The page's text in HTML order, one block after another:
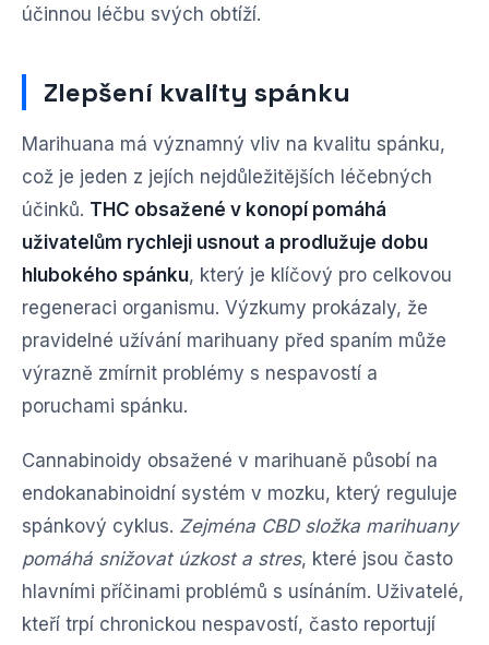
účinnou léčbu svých obtíží.
Zlepšení kvality spánku
Marihuana má významný vliv na kvalitu spánku,
což je jeden z jejích nejdůležitějších léčebných
účinků. THC obsažené v konopí pomáhá
uživatelům rychleji usnout a prodlužuje dobu
hlubokého spánku, který je klíčový pro celkovou
regeneraci organismu. Výzkumy prokázaly, že
pravidelné užívání marihuany před spaním může
výrazně zmírnit problémy s nespavostí a
poruchami spánku.
Cannabinoidy obsažené v marihuaně působí na
endokanabinoidní systém v mozku, který reguluje
spánkový cyklus. Zejména CBD složka marihuany
pomáhá snižovat úzkost a stres, které jsou často
hlavními příčinami problémů s usínáním. Uživatelé,
kteří trpí chronickou nespavostí, často reportují